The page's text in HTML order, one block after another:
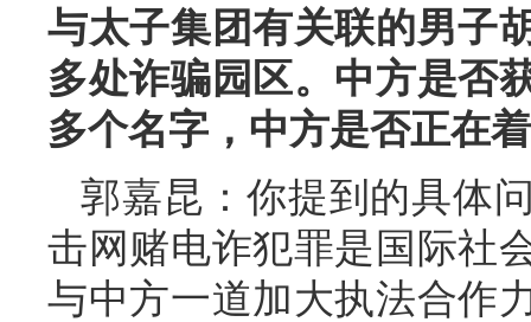
与太子集团有关联的男子
多处诈骗园区。中方是否
多个名字，中方是否正在
郭嘉昆：你提到的具体
击网赌电诈犯罪是国际社
与中方一道加大执法合作